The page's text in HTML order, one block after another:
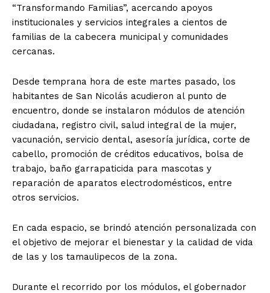
“Transformando Familias”, acercando apoyos
institucionales y servicios integrales a cientos de
familias de la cabecera municipal y comunidades
cercanas.
Desde temprana hora de este martes pasado, los
habitantes de San Nicolás acudieron al punto de
encuentro, donde se instalaron módulos de atención
ciudadana, registro civil, salud integral de la mujer,
vacunación, servicio dental, asesoría jurídica, corte de
cabello, promoción de créditos educativos, bolsa de
trabajo, baño garrapaticida para mascotas y
reparación de aparatos electrodomésticos, entre
otros servicios.
En cada espacio, se brindó atención personalizada con
el objetivo de mejorar el bienestar y la calidad de vida
de las y los tamaulipecos de la zona.
Durante el recorrido por los módulos, el gobernador